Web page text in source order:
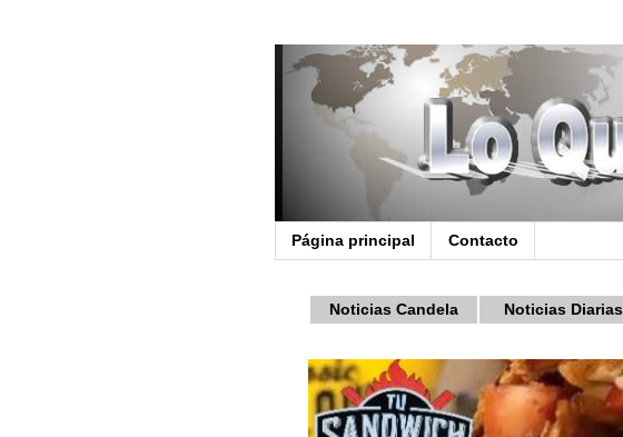
Página principal Contacto
Noticias Candela Noticias Diarias